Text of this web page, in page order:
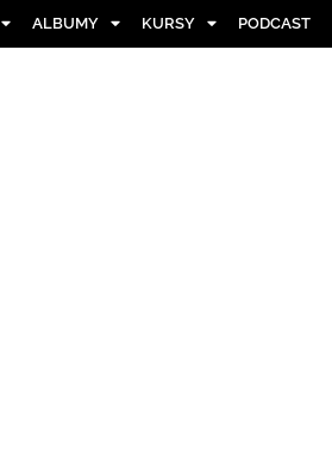
ALBUMY KURSY PODCAST